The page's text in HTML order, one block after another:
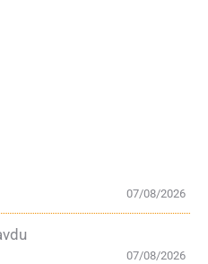
07/08/2026
07/08/2026